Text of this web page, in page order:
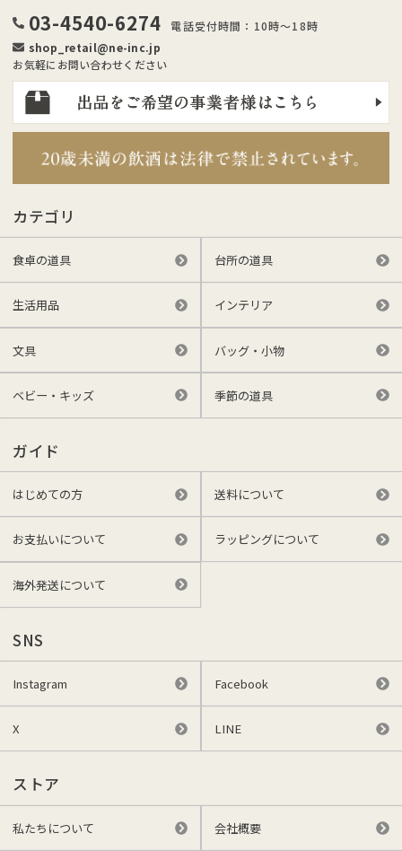
03-4540-6274
電話受付時間：10時～18時
shop_retail@ne-inc.jp
お気軽にお問い合わせください
カテゴリ
食卓の道具 台所の道具
生活用品 インテリア
文具 バッグ・小物
ベビー・キッズ 季節の道具
ガイド
はじめての方 送料について
お支払いについて ラッピングについて
海外発送について
SNS
Instagram Facebook
X LINE
ストア
私たちについて 会社概要